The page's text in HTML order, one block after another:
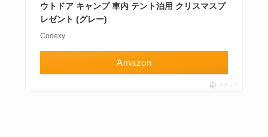
ウトドア キャンプ 車内 テント泊用 クリスマスプ
レゼント (グレー)
Codexy
Amazon
ポチップ